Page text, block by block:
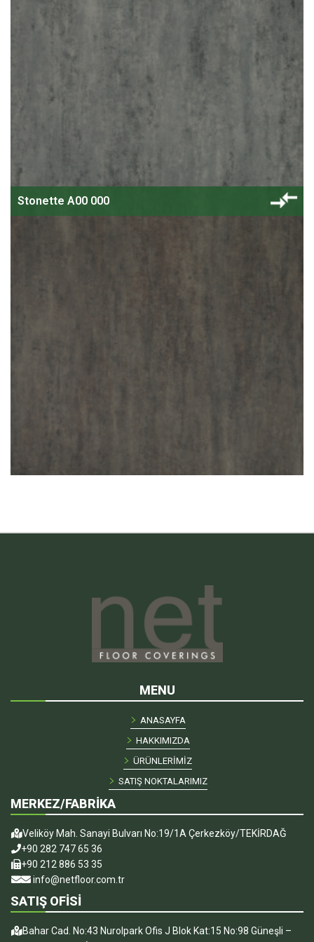
Stonette A00 000
MENU
ANASAYFA
HAKKIMIZDA
ÜRÜNLERİMİZ
SATIŞ NOKTALARIMIZ
MERKEZ/FABRİKA
Veliköy Mah. Sanayi Bulvarı No:19/1A Çerkezköy/TEKİRDAĞ
+90 282 747 65 36
+90 212 886 53 35
info@netfloor.com.tr
SATIŞ OFİSİ
Bahar Cad. No:43 Nurolpark Ofis J Blok Kat:15 No:98 Güneşli –